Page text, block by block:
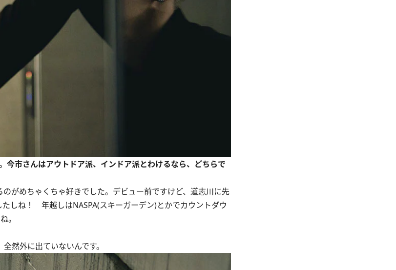
市さんはアウトドア派、インドア派とわけるなら、どちらで
がめちゃくちゃ好きでした。デビュー前ですけど、道志川に先
しね！ 年越しはNASPA(スキーガーデン)とかでカウントダウ
。
然外に出ていないんです。